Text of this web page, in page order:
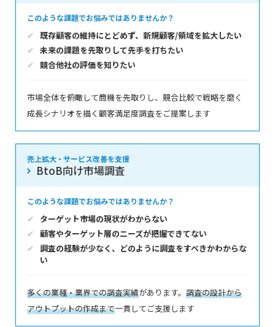
このような課題でお悩みではありませんか？
既存顧客の維持にとどめず、新規顧客/領域を拡大したい
未来の課題を先取りして先手を打ちたい
競合他社の評価を知りたい
市場全体を俯瞰して商機を先取りし、競合比較で戦略を磨く
成長シナリオを描く顧客満足度調査をご提案します
売上拡大・サービス改善を支援
BtoB向け市場調査
このような課題でお悩みではありませんか？
ターゲット市場の現状がわからない
顧客やターゲット層のニーズが把握できてない
調査の経験が少なく、どのように調査をすべきかわからな
い
多くの業種・業界での調査実績があります。 調査の設計から
アウトプットの作成まで一貫してご支援します